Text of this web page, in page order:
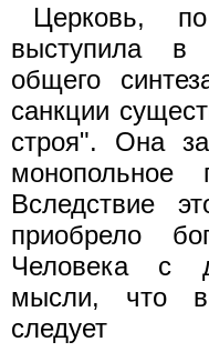
Церковь,
выступила в
общего
санкции
строя". Она
монопольное
Вследствие
приобрело
Человека с
мысли, что
следует